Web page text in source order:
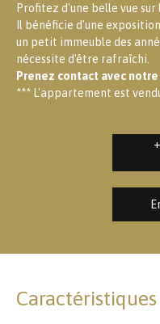
Profitez d'une belle vue sur
Il bénéficie d'une
un petit immeuble des
nécessite d'être rafraîchi.
Prenez contact avec
*** L'appartement est